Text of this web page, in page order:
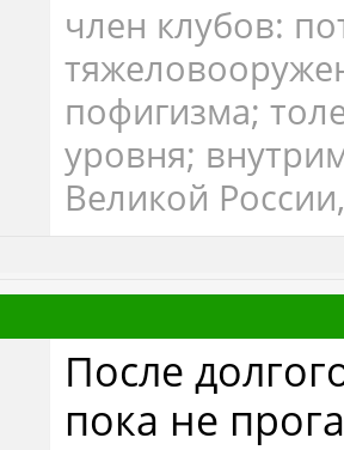
член клубов:
пофигизма;
уровня;
Великой
После
пока не